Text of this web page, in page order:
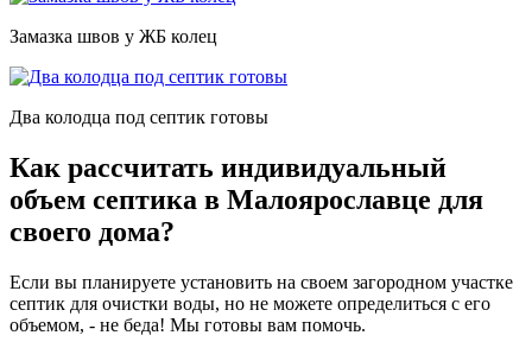
Замазка швов у ЖБ колец
Два колодца под септик готовы
Как рассчитать индивидуальный
объем септика в Малоярославце для
своего дома?
Если вы планируете установить на своем загородном участке
септик для очистки воды, но не можете определиться с его
объемом, - не беда! Мы готовы вам помочь.